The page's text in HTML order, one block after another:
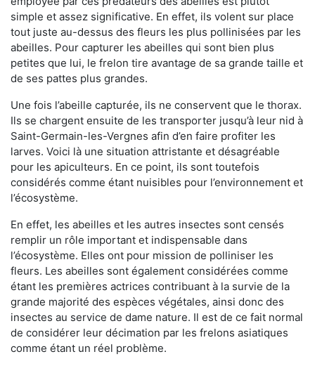
simple et assez significative. En effet, ils volent sur place
tout juste au-dessus des fleurs les plus pollinisées par les
abeilles. Pour capturer les abeilles qui sont bien plus
petites que lui, le frelon tire avantage de sa grande taille et
de ses pattes plus grandes.
Une fois l’abeille capturée, ils ne conservent que le thorax.
Ils se chargent ensuite de les transporter jusqu’à leur nid à
Saint-Germain-les-Vergnes afin d’en faire profiter les
larves. Voici là une situation attristante et désagréable
pour les apiculteurs. En ce point, ils sont toutefois
considérés comme étant nuisibles pour l’environnement et
l’écosystème.
En effet, les abeilles et les autres insectes sont censés
remplir un rôle important et indispensable dans
l’écosystème. Elles ont pour mission de polliniser les
fleurs. Les abeilles sont également considérées comme
étant les premières actrices contribuant à la survie de la
grande majorité des espèces végétales, ainsi donc des
insectes au service de dame nature. Il est de ce fait normal
de considérer leur décimation par les frelons asiatiques
comme étant un réel problème.